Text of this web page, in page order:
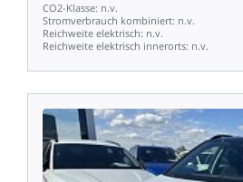
CO2-Klasse: n.v.
Stromverbrauch kombiniert: n.v.
Reichweite elektrisch: n.v.
Reichweite elektrisch innerorts: n.v.